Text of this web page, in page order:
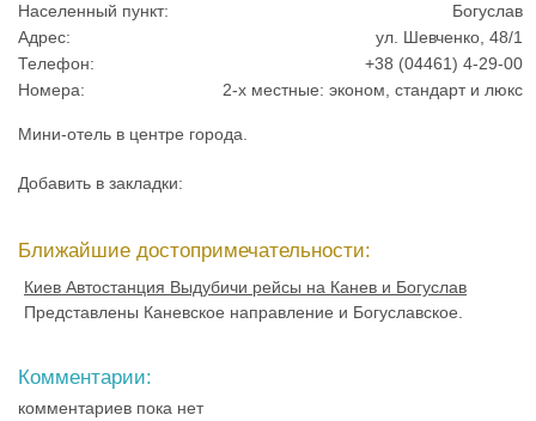
Населенный пункт:
Богуслав
Адрес:
ул. Шевченко, 48/1
Телефон:
+38 (04461) 4-29-00
Номера:
2-х местные: эконом, стандарт и люкс
Мини-отель в центре города.
Добавить в закладки:
Ближайшие достопримечательности:
Киев Автостанция Выдубичи рейсы на Канев и Богуслав
Представлены Каневское направление и Богуславское.
Комментарии:
комментариев пока нет